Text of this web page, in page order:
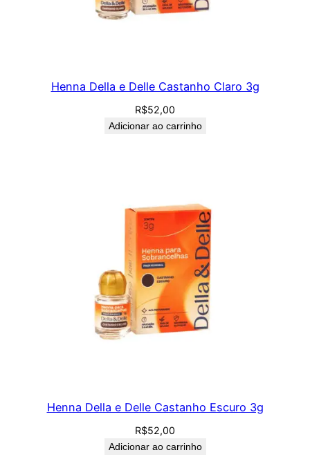
Henna Della e Delle Castanho Claro 3g
R$52,00
Adicionar ao carrinho
Henna Della e Delle Castanho Escuro 3g
R$52,00
Adicionar ao carrinho